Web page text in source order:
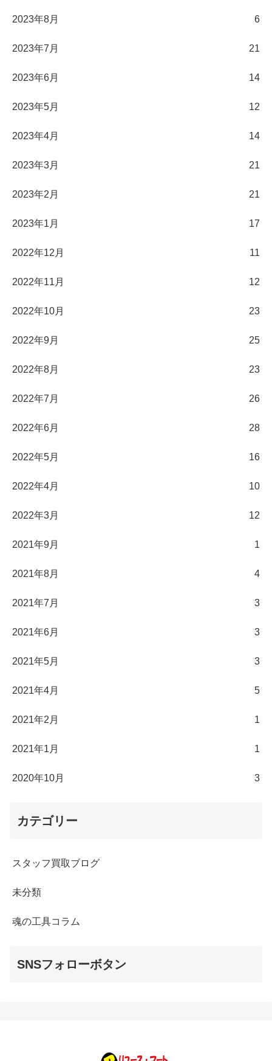
2023年8月 6
2023年7月 21
2023年6月 14
2023年5月 12
2023年4月 14
2023年3月 21
2023年2月 21
2023年1月 17
2022年12月 11
2022年11月 12
2022年10月 23
2022年9月 25
2022年8月 23
2022年7月 26
2022年6月 28
2022年5月 16
2022年4月 10
2022年3月 12
2021年9月 1
2021年8月 4
2021年7月 3
2021年6月 3
2021年5月 3
2021年4月 5
2021年2月 1
2021年1月 1
2020年10月 3
カテゴリー
スタッフ買取ブログ
未分類
魂の工具コラム
SNSフォローボタン